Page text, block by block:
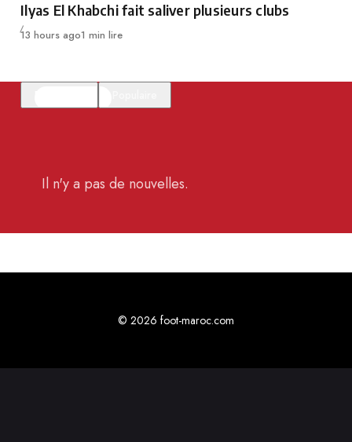
Ilyas El Khabchi fait saliver plusieurs clubs
Publié
13 hours ago1 min lire
Il n'y a pas de nouvelles.
© 2026 foot-maroc.com